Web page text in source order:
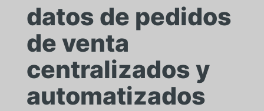
datos de pedidos
de venta
centralizados y
automatizados